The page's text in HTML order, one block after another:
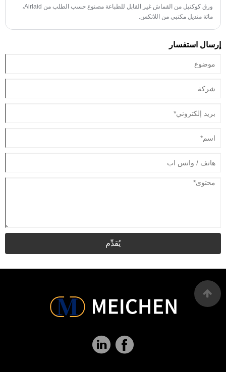
ورق كوكتيل من القماش غير القابل للطباعة مصنوع حسب الطلب من Airlaid،
مائة منديل مكتبي من اللاتكس.
إرسال استفسار
يُقدِّم